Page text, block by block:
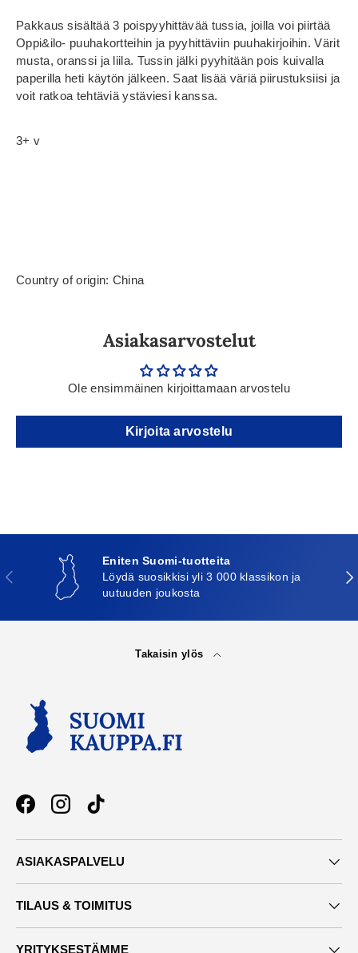
Pakkaus sisältää 3 poispyyhittävää tussia, joilla voi piirtää
Oppi&ilo- puuhakortteihin ja pyyhittäviin puuhakirjoihin. Värit
musta, oranssi ja liila. Tussin jälki pyyhitään pois kuivalla
paperilla heti käytön jälkeen. Saat lisää väriä piirustuksiisi ja
voit ratkoa tehtäviä ystäviesi kanssa.
3+ v
Country of origin: China
Asiakasarvostelut
Ole ensimmäinen kirjoittamaan arvostelu
Kirjoita arvostelu
Edellinen
Eniten Suomi-tuotteita
Löydä suosikkisi yli 3 000 klassikon ja
uutuuden joukosta
Takaisin ylös
FacebookInstagramTikTok
ASIAKASPALVELU
TILAUS & TOIMITUS
YRITYKSESTÄMME